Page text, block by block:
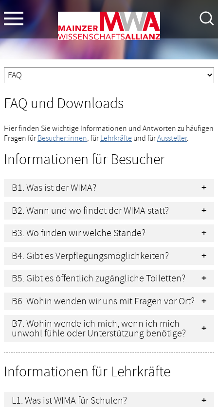
FAQ und Downloads
Hier finden Sie wichtige Informationen und Antworten zu häufigen
Fragen für Besucher:innen, für Lehrkräfte und fürAussteller.
Informationen für Besucher
B1. Was ist der WIMA?
B2. Wann und wo findet der WIMA statt?
B3. Wo finden wir welche Stände?
B4. Gibt es Verpflegungsmöglichkeiten?
B5. Gibt es öffentlich zugängliche Toiletten?
B6. Wohin wenden wir uns mit Fragen vor Ort?
B7. Wohin wende ich mich, wenn ich mich
unwohl fühle oder Unterstützung benötige?
Informationen für Lehrkräfte
L1. Was ist WIMA für Schulen?